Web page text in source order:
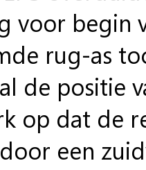
voor begin
rug-as
de positie
op dat de
een